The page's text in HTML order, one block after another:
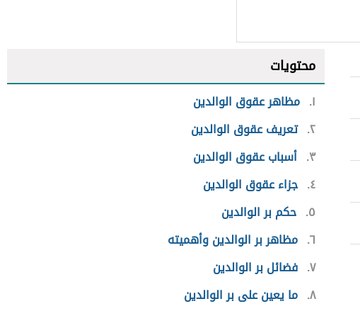
محتويات
١ مظاهر عقوق الوالدين
٢ تعريف عقوق الوالدين
٣ أسباب عقوق الوالدين
٤ جزاء عقوق الوالدين
٥ حكم بر الوالدين
٦ مظاهر بر الوالدين وأهميته
٧ فضائل بر الوالدين
٨ ما يعين على بر الوالدين